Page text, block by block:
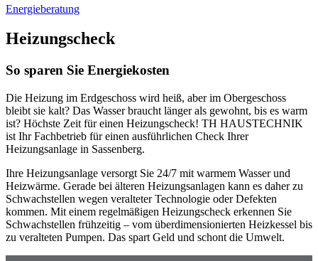
Energieberatung
Heizungscheck
So sparen Sie Energiekosten
Die Heizung im Erdgeschoss wird heiß, aber im Obergeschoss
bleibt sie kalt? Das Wasser braucht länger als gewohnt, bis es warm
ist? Höchste Zeit für einen Heizungscheck! TH HAUSTECHNIK
ist Ihr Fachbetrieb für einen ausführlichen Check Ihrer
Heizungsanlage in Sassenberg.
Ihre Heizungsanlage versorgt Sie 24/7 mit warmem Wasser und
Heizwärme. Gerade bei älteren Heizungsanlagen kann es daher zu
Schwachstellen wegen veralteter Technologie oder Defekten
kommen. Mit einem regelmäßigen Heizungscheck erkennen Sie
Schwachstellen frühzeitig – vom überdimensionierten Heizkessel bis
zu veralteten Pumpen. Das spart Geld und schont die Umwelt.